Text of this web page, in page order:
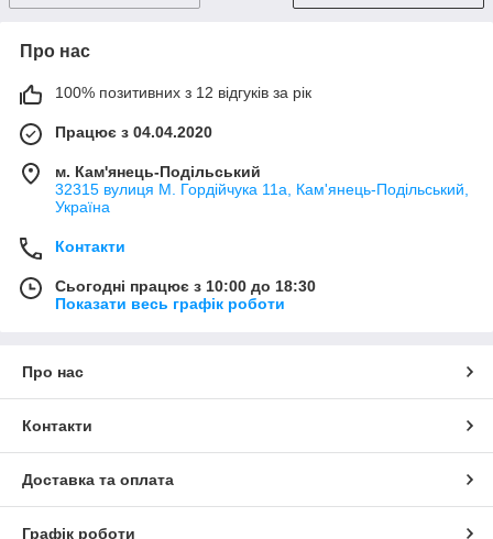
Про нас
100% позитивних з 12 відгуків за рік
Працює з 04.04.2020
м. Кам'янець-Подільський
32315 вулиця М. Гордійчука 11а, Кам'янець-Подільський,
Україна
Контакти
Сьогодні працює з 10:00 до 18:30
Показати весь графік роботи
Про нас
Контакти
Доставка та оплата
Графік роботи